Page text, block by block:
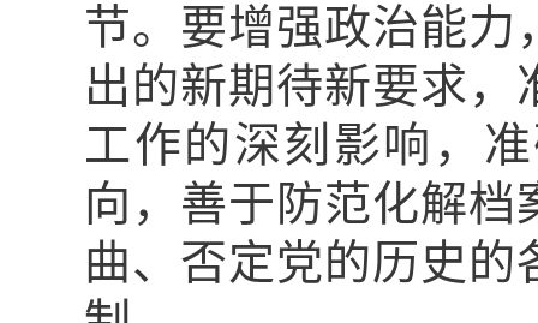
节。要增强政治能力
出的新期待新要求
工作的深刻影响，
向，善于防范化解
曲、否定党的历史